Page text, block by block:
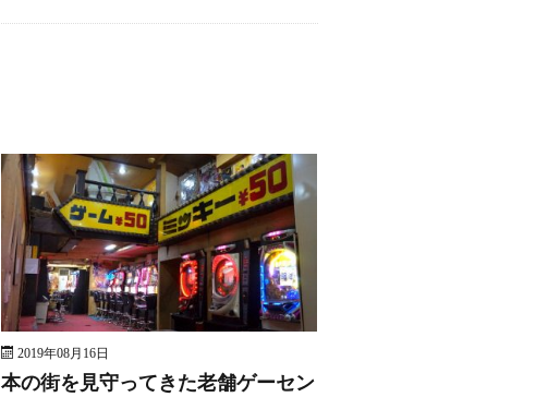
2019年08月16日
本の街を見守ってきた老舗ゲーセン